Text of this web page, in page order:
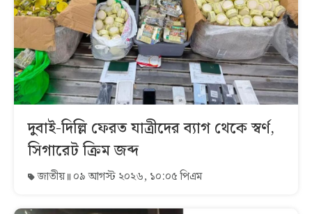
দুবাই-দিল্লি ফেরত যাত্রীদের ব্যাগ থেকে স্বর্ণ,
সিগারেট ক্রিম জব্দ
জাতীয় ০৯ আগস্ট ২০২৬, ১০:০৫ পিএম